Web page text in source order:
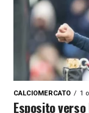
CALCIOMERCATO 1
Esposito